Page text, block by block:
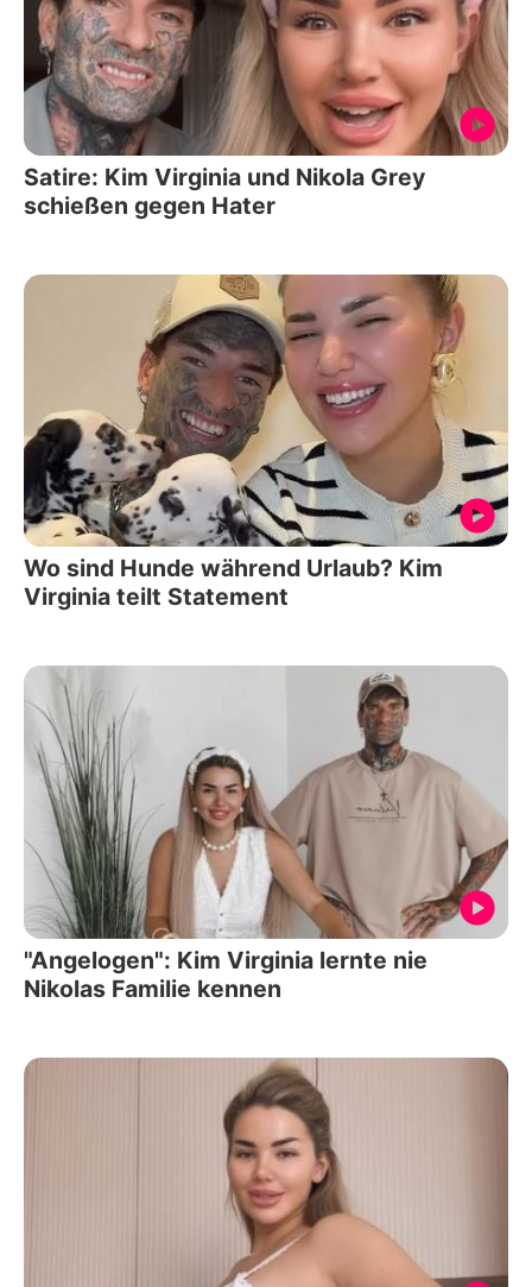
Satire: Kim Virginia und Nikola Grey
schießen gegen Hater
Wo sind Hunde während Urlaub? Kim
Virginia teilt Statement
"Angelogen": Kim Virginia lernte nie
Nikolas Familie kennen